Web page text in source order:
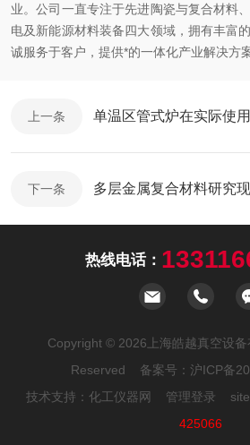
业。公司一直专注于先进陶瓷与复合材料
电及新能源材料装备四大领域，拥有丰富
诚服务于客户，提供*的一体化产业解决方案
上一条 单温区管式炉在实际使
下一条 多层金属复合材料研究
热线电话：
Copyright © 2026上海皓越真空设
Reserved 备案号： 沪ICP备
技术支持： 化工仪器网 管理登录
425066